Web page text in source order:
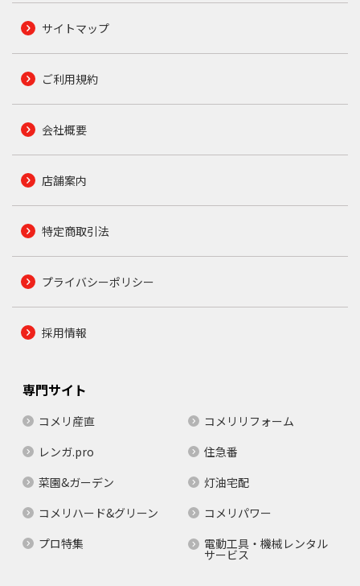
サイトマップ
ご利用規約
会社概要
店舗案内
特定商取引法
プライバシーポリシー
採用情報
専門サイト
コメリ産直
コメリリフォーム
レンガ.pro
住急番
菜園&ガーデン
灯油宅配
コメリハード&グリーン
コメリパワー
プロ特集
電動工具・機械レンタル
サービス